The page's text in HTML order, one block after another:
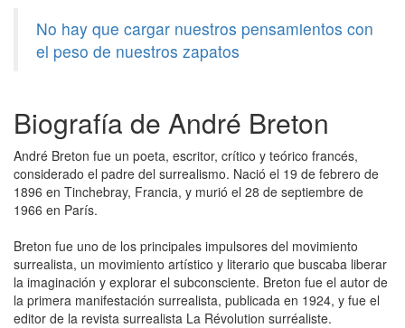
No hay que cargar nuestros pensamientos con
el peso de nuestros zapatos
Biografía de André Breton
André Breton fue un poeta, escritor, crítico y teórico francés,
considerado el padre del surrealismo. Nació el 19 de febrero de
1896 en Tinchebray, Francia, y murió el 28 de septiembre de
1966 en París.
Breton fue uno de los principales impulsores del movimiento
surrealista, un movimiento artístico y literario que buscaba liberar
la imaginación y explorar el subconsciente. Breton fue el autor de
la primera manifestación surrealista, publicada en 1924, y fue el
editor de la revista surrealista La Révolution surréaliste.